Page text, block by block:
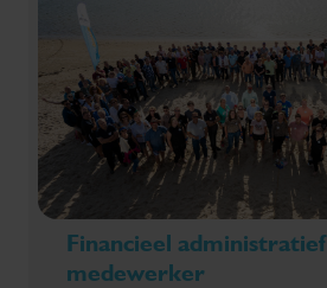
Financieel administratief
medewerker